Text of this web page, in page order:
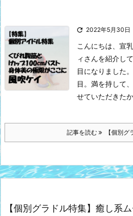
 2022年5月30日
こんにちは、宣乳
ィさんを紹介し
目になりました。
目。満を持して
せていただきた
記事を読む 【個別グ
【個別グラドル特集】癒し系